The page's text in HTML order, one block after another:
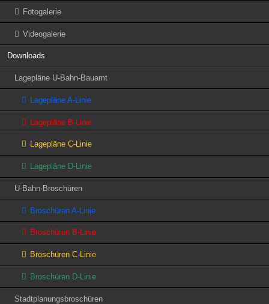
Fotogalerie
Videogalerie
Downloads
Lagepläne U-Bahn-Bauamt
Lagepläne A-Linie
Lagepläne B-Linie
Lagepläne C-Linie
Lagepläne D-Linie
U-Bahn-Broschüren
Broschüren A-Linie
Broschüren B-Linie
Broschüren C-Linie
Broschüren D-Linie
Stadtplanungsbroschüren